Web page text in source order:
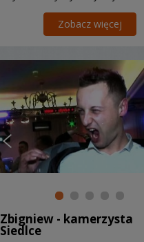
znaczenie i ja zawsze
realizuję każdy film!
Zobacz więcej
Zbigniew - kamerzysta
Siedlce